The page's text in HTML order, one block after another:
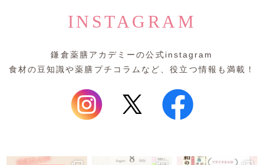
INSTAGRAM
鎌倉薬膳アカデミーの公式instagram
食材の豆知識や薬膳プチコラムなど、役立つ情報も満載！